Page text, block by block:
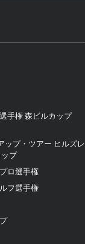
手権 森ビルカップ
ップ・ツアー ヒルズレ
プ
ロ選手権
フ選手権